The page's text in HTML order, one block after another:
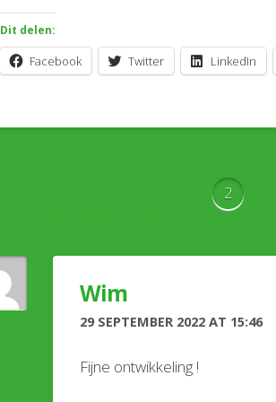
Dit delen:
Facebook Twitter LinkedIn
2
Wim
29 SEPTEMBER 2022 AT 15:46
Fijne ontwikkeling !